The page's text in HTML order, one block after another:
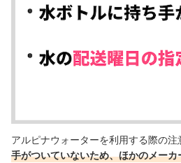
アルピナウォーターを利用する際の注
手がついていないため、ほかのメー